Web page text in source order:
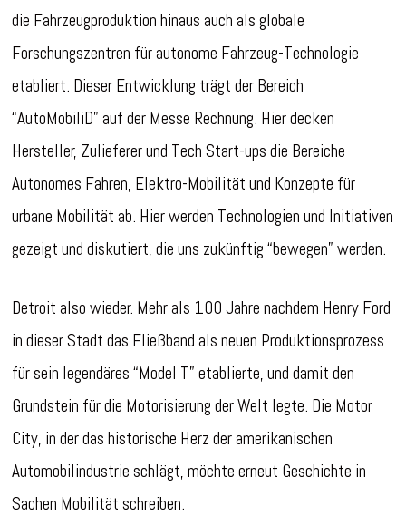
die Fahrzeugproduktion hinaus auch als globale
Forschungszentren für autonome Fahrzeug-Technologie
etabliert. Dieser Entwicklung trägt der Bereich
“AutoMobiliD” auf der Messe Rechnung. Hier decken
Hersteller, Zulieferer und Tech Start-ups die Bereiche
Autonomes Fahren, Elektro-Mobilität und Konzepte für
urbane Mobilität ab. Hier werden Technologien und Initiativen
gezeigt und diskutiert, die uns zukünftig “bewegen” werden.
Detroit also wieder. Mehr als 100 Jahre nachdem Henry Ford
in dieser Stadt das Fließband als neuen Produktionsprozess
für sein legendäres “Model T” etablierte, und damit den
Grundstein für die Motorisierung der Welt legte. Die Motor
City, in der das historische Herz der amerikanischen
Automobilindustrie schlägt, möchte erneut Geschichte in
Sachen Mobilität schreiben.